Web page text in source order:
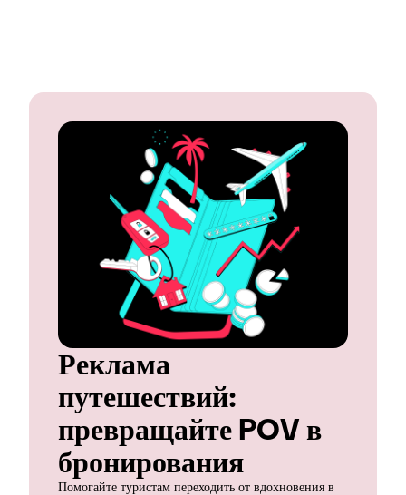
Реклама
путешествий:
превращайте POV в
бронирования
Помогайте туристам переходить от вдохновения в